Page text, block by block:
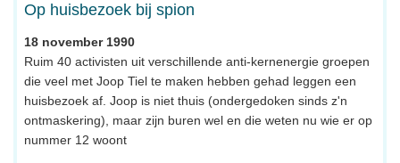
Op huisbezoek bij spion
18 november 1990
Ruim 40 activisten uit verschillende anti-kernenergie groepen
die veel met Joop Tiel te maken hebben gehad leggen een
huisbezoek af. Joop is niet thuis (ondergedoken sinds z'n
ontmaskering), maar zijn buren wel en die weten nu wie er op
nummer 12 woont